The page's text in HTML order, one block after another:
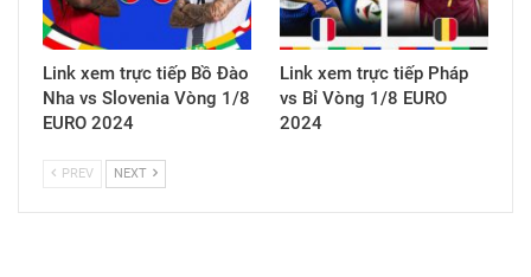
Link xem trực tiếp Bồ Đào
Nha vs Slovenia Vòng 1/8
EURO 2024
Link xem trực tiếp Pháp
vs Bỉ Vòng 1/8 EURO
2024
PREV NEXT